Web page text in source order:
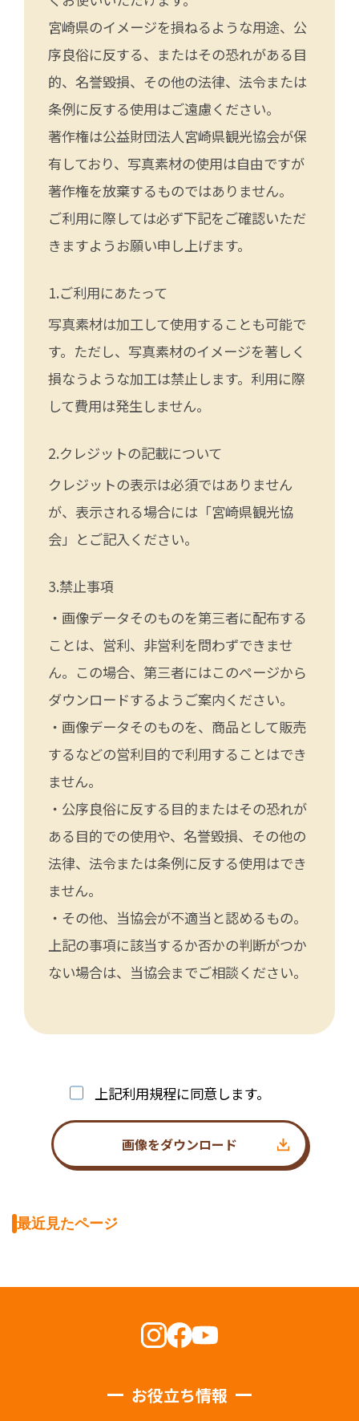
宮崎県のイメージを損ねるような用途、公
序良俗に反する、またはその恐れがある目
的、名誉毀損、その他の法律、法令または
条例に反する使用はご遠慮ください。
著作権は公益財団法人宮崎県観光協会が保
有しており、写真素材の使用は自由ですが
著作権を放棄するものではありません。
ご利用に際しては必ず下記をご確認いただ
きますようお願い申し上げます。
ご利用にあたって
写真素材は加工して使用することも可能で
す。ただし、写真素材のイメージを著しく
損なうような加工は禁止します。利用に際
して費用は発生しません。
クレジットの記載について
クレジットの表示は必須ではありません
が、表示される場合には「宮崎県観光協
会」とご記入ください。
禁止事項
・画像データそのものを第三者に配布する
ことは、営利、非営利を問わずできませ
ん。この場合、第三者にはこのページから
ダウンロードするようご案内ください。
・画像データそのものを、商品として販売
するなどの営利目的で利用することはでき
ません。
・公序良俗に反する目的またはその恐れが
ある目的での使用や、名誉毀損、その他の
法律、法令または条例に反する使用はでき
ません。
・その他、当協会が不適当と認めるもの。
上記の事項に該当するか否かの判断がつか
ない場合は、当協会までご相談ください。
上記利用規程に同意します。
画像をダウンロード
最近見たページ
お役立ち情報